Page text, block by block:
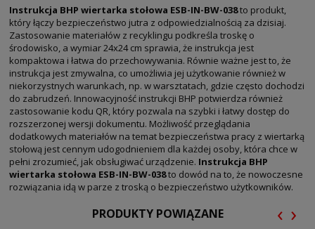
Instrukcja BHP wiertarka stołowa ESB-IN-BW-038to produkt,
który łączy bezpieczeństwo jutra z odpowiedzialnością za dzisiaj.
Zastosowanie materiałów z recyklingu podkreśla troskę o
środowisko, a wymiar 24x24 cm sprawia, że instrukcja jest
kompaktowa i łatwa do przechowywania. Równie ważne jest to, że
instrukcja jest zmywalna, co umożliwia jej użytkowanie również w
niekorzystnych warunkach, np. w warsztatach, gdzie często dochodzi
do zabrudzeń. Innowacyjność instrukcji BHP potwierdza również
zastosowanie kodu QR, który pozwala na szybki i łatwy dostęp do
rozszerzonej wersji dokumentu. Możliwość przeglądania
dodatkowych materiałów na temat bezpieczeństwa pracy z wiertarką
stołową jest cennym udogodnieniem dla każdej osoby, która chce w
pełni zrozumieć, jak obsługiwać urządzenie. Instrukcja BHP
wiertarka stołowa ESB-IN-BW-038to dowód na to, że nowoczesne
rozwiązania idą w parze z troską o bezpieczeństwo użytkowników.
PRODUKTY POWIĄZANE ‹ ›